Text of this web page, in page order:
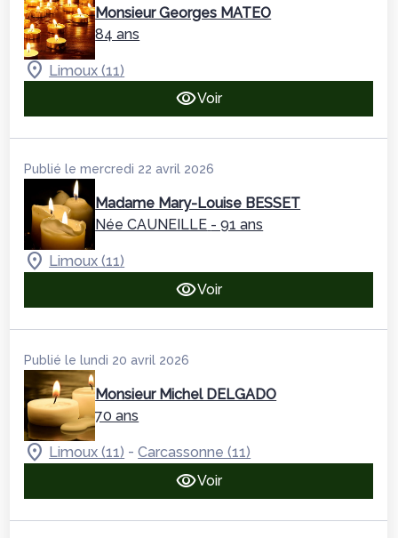
Monsieur Georges MATEO
84 ans
Limoux (11)
Voir
Publié le mercredi 22 avril 2026
Madame Mary-Louise BESSET
Née CAUNEILLE - 91 ans
Limoux (11)
Voir
Publié le lundi 20 avril 2026
Monsieur Michel DELGADO
70 ans
Limoux (11) -Carcassonne (11)
Voir